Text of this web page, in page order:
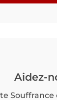
Aidez-
Souffrance